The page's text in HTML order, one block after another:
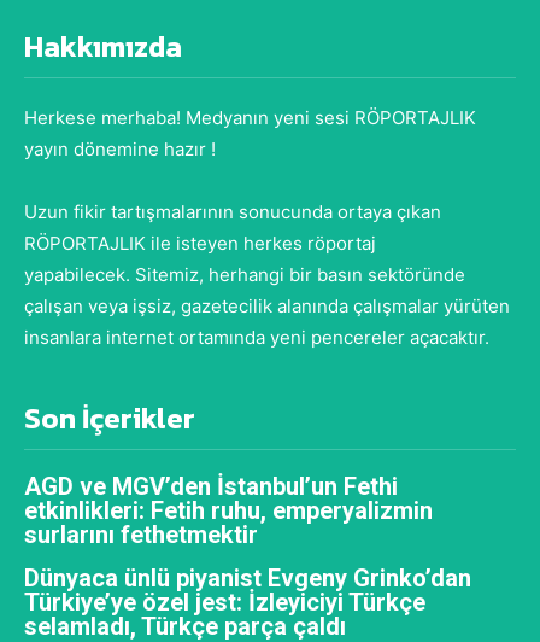
Hakkımızda
Herkese merhaba! Medyanın yeni sesi RÖPORTAJLIK
yayın dönemine hazır !
Uzun fikir tartışmalarının sonucunda ortaya çıkan
RÖPORTAJLIK ile isteyen herkes röportaj
yapabilecek. Sitemiz, herhangi bir basın sektöründe
çalışan veya işsiz, gazetecilik alanında çalışmalar yürüten
insanlara internet ortamında yeni pencereler açacaktır.
Son İçerikler
AGD ve MGV’den İstanbul’un Fethi
etkinlikleri: Fetih ruhu, emperyalizmin
surlarını fethetmektir
Dünyaca ünlü piyanist Evgeny Grinko’dan
Türkiye’ye özel jest: İzleyiciyi Türkçe
selamladı, Türkçe parça çaldı